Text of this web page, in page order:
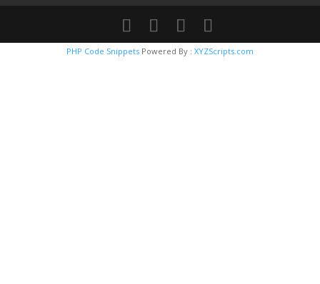
PHP Code Snippets Powered By : XYZScripts.com